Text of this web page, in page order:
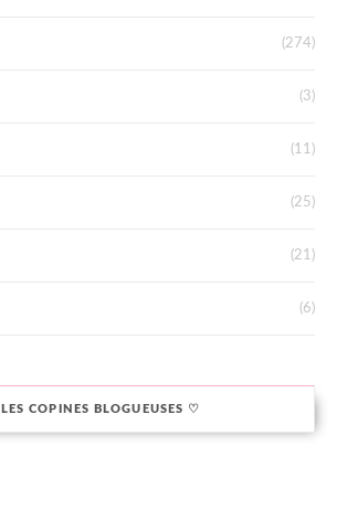
(274)
(3)
(11)
(25)
(21)
(6)
COPINES BLOGUEUSES ♡